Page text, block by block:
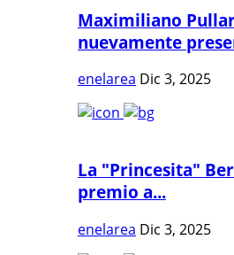
Maximiliano
nuevamente
enelarea Dic 3, 2025
La "Princesita"
premio a...
enelarea Dic 3, 2025